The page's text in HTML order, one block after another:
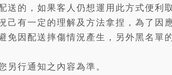
送的，如果客人仍想運用此方式便利
己有一定的理解及方法拿捏，為了因
免因配送摔傷情況產生，另外黑名單
行通知之內容為準。